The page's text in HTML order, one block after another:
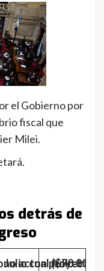
el Gobierno por
fiscal que
Milei.
detrás de
actual ($70.000)
Julio con proyecto
Julio +